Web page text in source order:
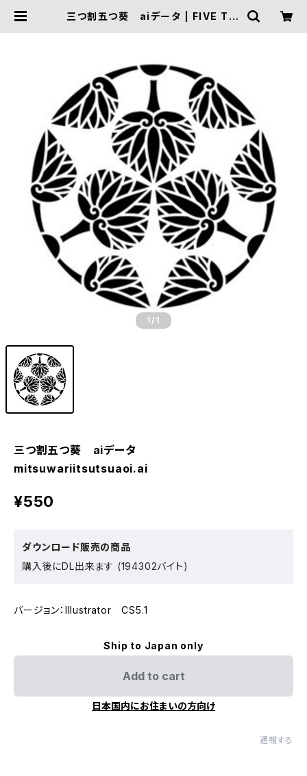
三つ割五つ葵 aiデータ | FIVE TRI
1 /1
三つ割五つ葵 aiデータ
mitsuwariitsutsuaoi.ai
¥550
ダウンロード販売の商品
購入後にDL出来ます (194302バイト)
バージョン：Illustrator CS5.1
Ship to Japan only
Add to cart
日本国内にお住まいの方向け
通報する